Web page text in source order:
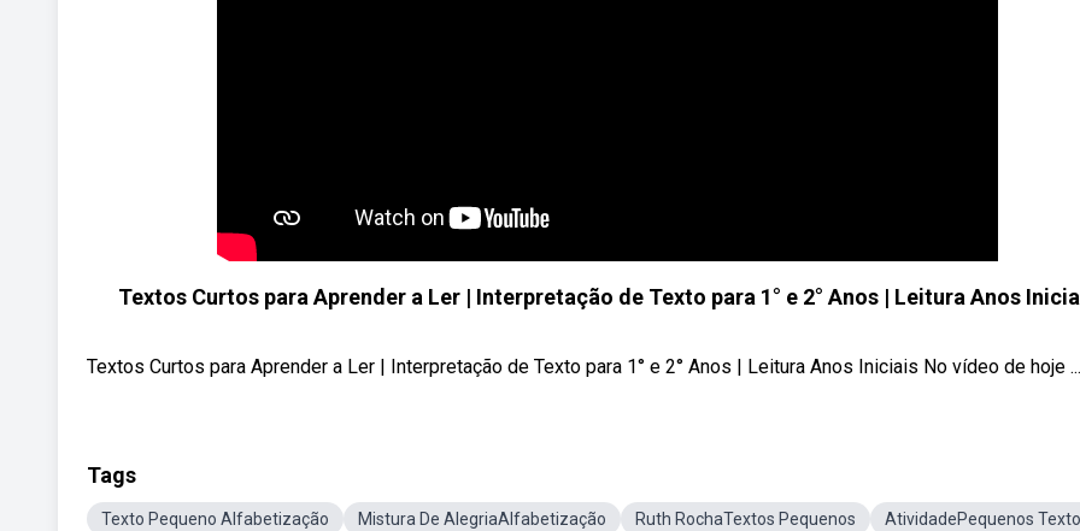
Textos Curtos para Aprender a Ler | Interpretação de Texto para 1° e 2° Anos | Leitura Anos
Textos Curtos para Aprender a Ler | Interpretação de Texto para 1° e 2° Anos | Leitura Anos Iniciais No vídeo de hoje ...
Tags
Texto Pequeno Alfabetização Mistura De AlegriaAlfabetização Ruth RochaTextos Pequenos
AtividadePequenos